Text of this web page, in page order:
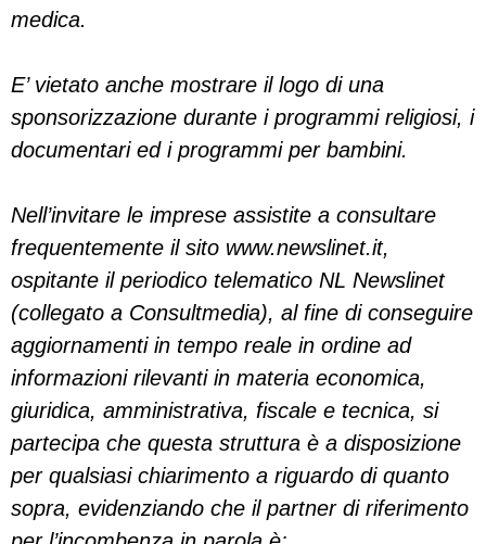
medica.
E’ vietato anche mostrare il logo di una
sponsorizzazione durante i programmi religiosi, i
documentari ed i programmi per bambini.
Nell’invitare le imprese assistite a consultare
frequentemente il sito www.newslinet.it,
ospitante il periodico telematico NL Newslinet
(collegato a Consultmedia), al fine di conseguire
aggiornamenti in tempo reale in ordine ad
informazioni rilevanti in materia economica,
giuridica, amministrativa, fiscale e tecnica, si
partecipa che questa struttura è a disposizione
per qualsiasi chiarimento a riguardo di quanto
sopra, evidenziando che il partner di riferimento